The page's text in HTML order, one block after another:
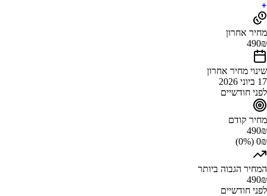
מחיר אחרון
490₪
שינוי מחיר אחרון
17 ביוני 2026
לפני חודשיים
מחיר קודם
490₪
0₪ (0%)
המחיר הגבוה ביותר
490₪
לפני חודשיים